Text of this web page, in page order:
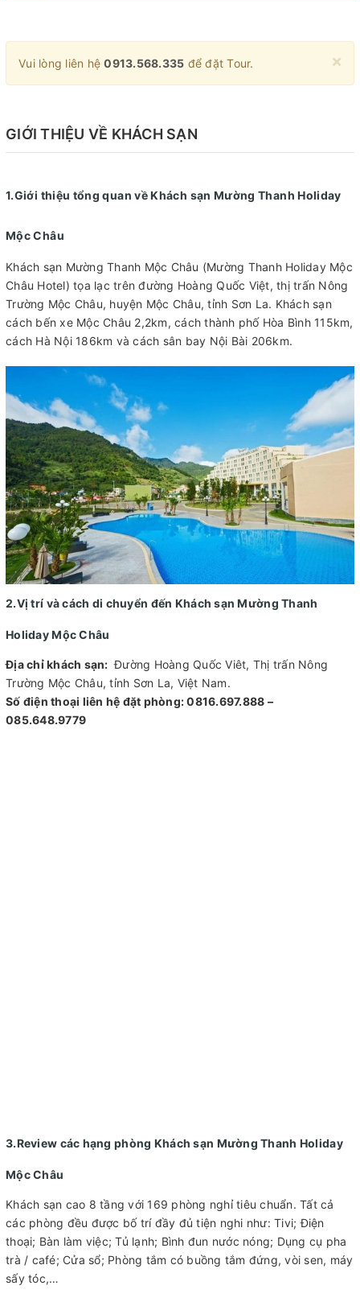
×
Vui lòng liên hệ0913.568.335 để đặt Tour.
GIỚI THIỆU VỀ KHÁCH SẠN
1.Giới thiệu tổng quan về Khách sạn Mường Thanh Holiday
Mộc Châu
Khách sạn Mường Thanh Mộc Châu (Mường Thanh Holiday Mộc
Châu Hotel) tọa lạc trên đường Hoàng Quốc Việt, thị trấn Nông
Trường Mộc Châu, huyện Mộc Châu, tỉnh Sơn La. Khách sạn
cách bến xe Mộc Châu 2,2km, cách thành phố Hòa Bình 115km,
cách Hà Nội 186km và cách sân bay Nội Bài 206km.
2.Vị trí và cách di chuyển đến Khách sạn Mường Thanh
Holiday Mộc Châu
Địa chỉ khách sạn: Đường Hoàng Quốc Viêt, Thị trấn Nông
Trường Mộc Châu, tỉnh Sơn La, Việt Nam.
Số điện thoại liên hệ đặt phòng: 0816.697.888 –
085.648.9779
3.Review các hạng phòng Khách sạn Mường Thanh Holiday
Mộc Châu
Khách sạn cao 8 tầng với 169 phòng nghỉ tiêu chuẩn. Tất cả
các phòng đều được bố trí đầy đủ tiện nghi như: Tivi; Điện
thoại; Bàn làm việc; Tủ lạnh; Bình đun nước nóng; Dụng cụ pha
trà / café; Cửa sổ; Phòng tắm có buồng tắm đứng, vòi sen, máy
sấy tóc,…